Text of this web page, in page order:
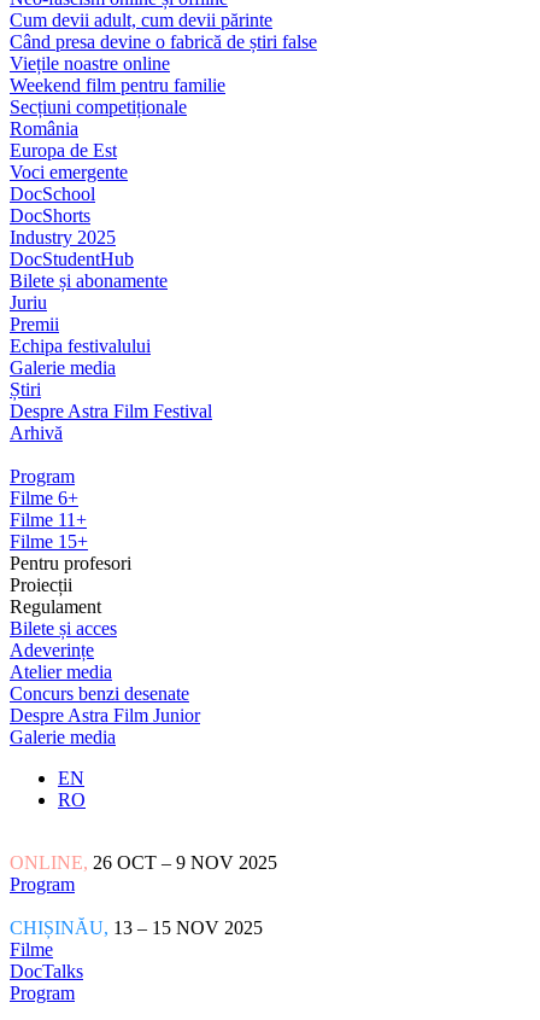
Cum devii adult, cum devii părinte
Când presa devine o fabrică de știri false
Viețile noastre online
Weekend film pentru familie
Secțiuni competiționale
România
Europa de Est
Voci emergente
DocSchool
DocShorts
Industry 2025
DocStudentHub
Bilete și abonamente
Juriu
Premii
Echipa festivalului
Galerie media
Știri
Despre Astra Film Festival
Arhivă
Program
Filme 6+
Filme 11+
Filme 15+
Pentru profesori
Proiecții
Regulament
Bilete și acces
Adeverințe
Atelier media
Concurs benzi desenate
Despre Astra Film Junior
Galerie media
EN
RO
ONLINE, 26 OCT – 9 NOV 2025
Program
CHIȘINĂU, 13 – 15 NOV 2025
Filme
DocTalks
Program